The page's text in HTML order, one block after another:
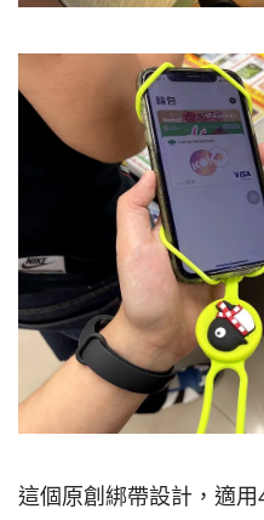
這個原創綁帶設計，適